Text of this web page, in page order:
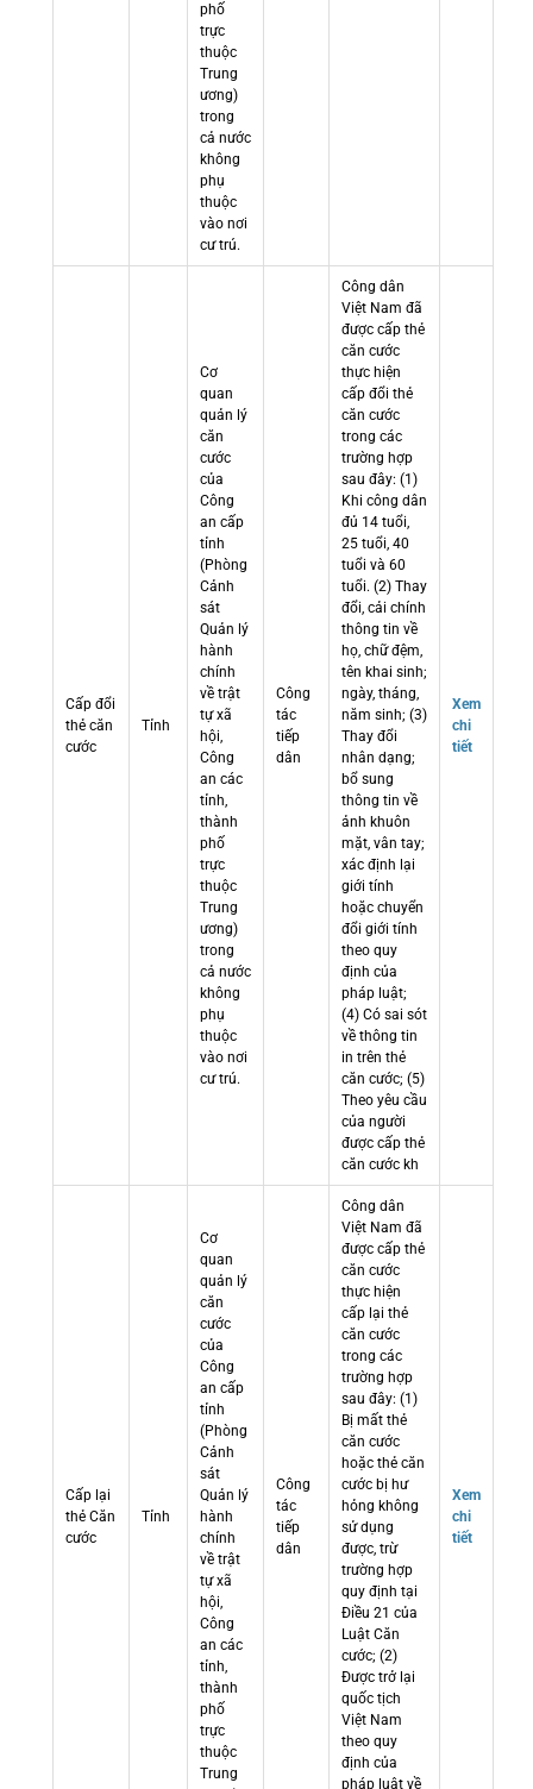
phố
trực
thuộc
Trung
ương)
trong
cả nước
không
phụ
thuộc
vào nơi
cư trú.
Cấp đổi
thẻ căn
cước
Tỉnh
Cơ
quan
quản lý
căn
cước
của
Công
an cấp
tỉnh
(Phòng
Cảnh
sát
Quản lý
hành
chính
về trật
tự xã
hội,
Công
an các
tỉnh,
thành
phố
trực
thuộc
Trung
ương)
trong
cả nước
không
phụ
thuộc
vào nơi
cư trú.
Công
tác
tiếp
dân
Công dân
Việt Nam đã
được cấp thẻ
căn cước
thực hiện
cấp đổi thẻ
căn cước
trong các
trường hợp
sau đây: (1)
Khi công dân
đủ 14 tuổi,
25 tuổi, 40
tuổi và 60
tuổi. (2) Thay
đổi, cải chính
thông tin về
họ, chữ đệm,
tên khai sinh;
ngày, tháng,
năm sinh; (3)
Thay đổi
nhân dạng;
bổ sung
thông tin về
ảnh khuôn
mặt, vân tay;
xác định lại
giới tính
hoặc chuyển
đổi giới tính
theo quy
định của
pháp luật;
(4) Có sai sót
về thông tin
in trên thẻ
căn cước; (5)
Theo yêu cầu
của người
được cấp thẻ
căn cước kh
Xem
chi
tiết
Cấp lại
thẻ Căn
cước
Tỉnh
Cơ
quan
quản lý
căn
cước
của
Công
an cấp
tỉnh
(Phòng
Cảnh
sát
Quản lý
hành
chính
về trật
tự xã
hội,
Công
an các
tỉnh,
thành
phố
trực
thuộc
Trung
Công
tác
tiếp
dân
Công dân
Việt Nam đã
được cấp thẻ
căn cước
thực hiện
cấp lại thẻ
căn cước
trong các
trường hợp
sau đây: (1)
Bị mất thẻ
căn cước
hoặc thẻ căn
cước bị hư
hỏng không
sử dụng
được, trừ
trường hợp
quy định tại
Điều 21 của
Luật Căn
cước; (2)
Được trở lại
quốc tịch
Việt Nam
theo quy
định của
pháp luật về
Xem
chi
tiết